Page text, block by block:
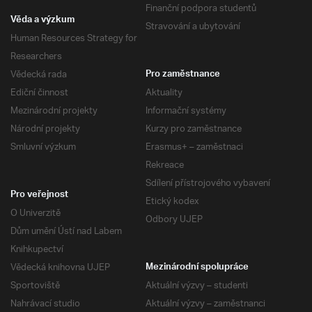
Finanční podpora studentů
Stravování a ubytování
Věda a výzkum
Human Resources Strategy for
Researchers
Vědecká rada
Ediční činnost
Mezinárodní projekty
Národní projekty
Smluvní výzkum
Pro zaměstnance
Aktuality
Informační systémy
Kurzy pro zaměstnance
Erasmus+ – zaměstnaci
Rekreace
Sdílení přístrojového vybavení
Etický kodex
Odbory UJEP
Pro veřejnost
O Univerzitě
Dům umění Ústí nad Labem
Knihkupectví
Vědecká knihovna UJEP
Sportoviště
Nahrávací studio
Mezinárodní spolupráce
Aktuální výzvy – studenti
Aktuální výzvy – zaměstnanci